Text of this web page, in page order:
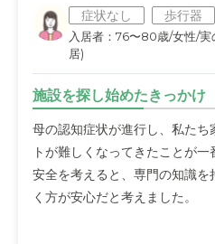
症状なし 歩行器
入居者：76〜80歳/女性/
居)
施設を探し始めたきっかけ
母の認知症状が進行し、私た
トが難しくなってきたことが
安全を考えると、専門の知識
く方が安心だと考えました。